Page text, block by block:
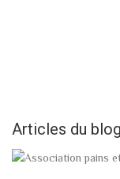
Articles du